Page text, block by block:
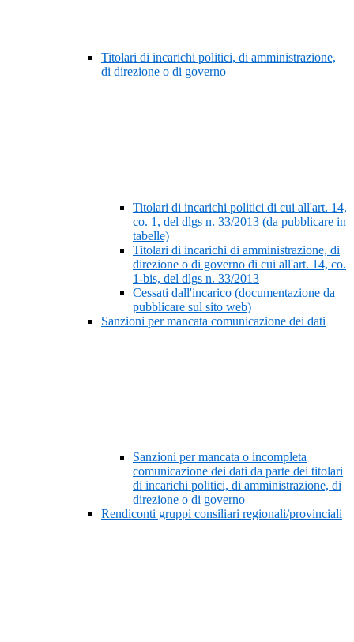
Titolari di incarichi politici, di amministrazione,
di direzione o di governo
Titolari di incarichi politici di cui all'art. 14,
co. 1, del dlgs n. 33/2013 (da pubblicare in
tabelle)
Titolari di incarichi di amministrazione, di
direzione o di governo di cui all'art. 14, co.
1-bis, del dlgs n. 33/2013
Cessati dall'incarico (documentazione da
pubblicare sul sito web)
Sanzioni per mancata comunicazione dei dati
Sanzioni per mancata o incompleta
comunicazione dei dati da parte dei titolari
di incarichi politici, di amministrazione, di
direzione o di governo
Rendiconti gruppi consiliari regionali/provinciali